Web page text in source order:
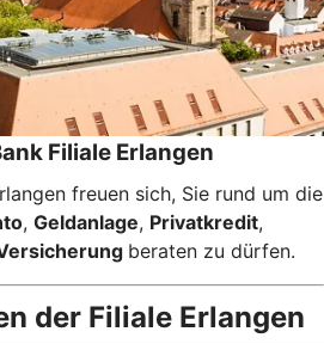
Filiale Erlangen
freuen sich, Sie rund um die
, Geldanlage, Privatkredit,
beraten zu dürfen.
der Filiale Erlangen